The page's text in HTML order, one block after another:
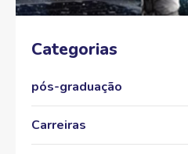
Categorias
pós-graduação
Carreiras